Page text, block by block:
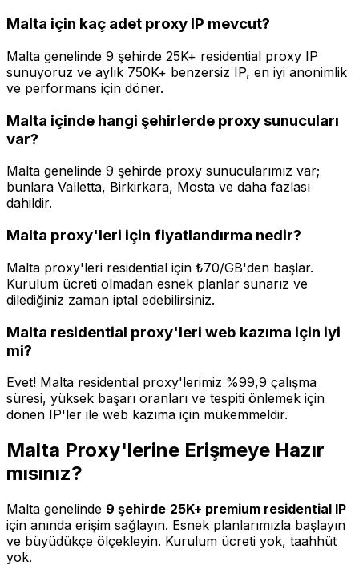
Malta için kaç adet proxy IP mevcut?
Malta genelinde 9 şehirde 25K+ residential proxy IP
sunuyoruz ve aylık 750K+ benzersiz IP, en iyi anonimlik
ve performans için döner.
Malta içinde hangi şehirlerde proxy sunucuları
var?
Malta genelinde 9 şehirde proxy sunucularımız var;
bunlara Valletta, Birkirkara, Mosta ve daha fazlası
dahildir.
Malta proxy'leri için fiyatlandırma nedir?
Malta proxy'leri residential için ₺70/GB'den başlar.
Kurulum ücreti olmadan esnek planlar sunarız ve
dilediğiniz zaman iptal edebilirsiniz.
Malta residential proxy'leri web kazıma için iyi
mi?
Evet! Malta residential proxy'lerimiz %99,9 çalışma
süresi, yüksek başarı oranları ve tespiti önlemek için
dönen IP'ler ile web kazıma için mükemmeldir.
Malta Proxy'lerine Erişmeye Hazır
mısınız?
Malta genelinde 9 şehirde 25K+ premium residential IP
için anında erişim sağlayın. Esnek planlarımızla başlayın
ve büyüdükçe ölçekleyin. Kurulum ücreti yok, taahhüt
yok.